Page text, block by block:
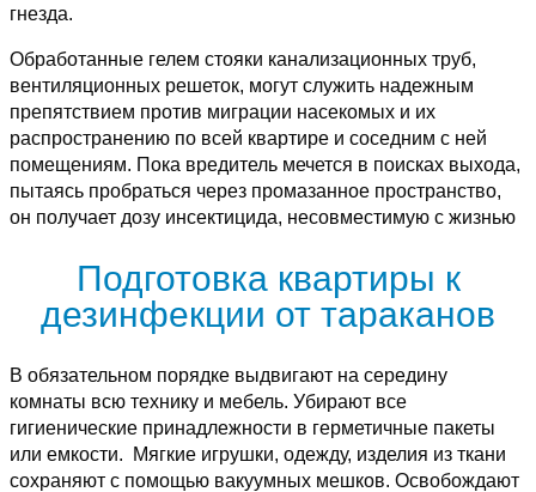
гнезда.
Обработанные гелем стояки канализационных труб,
вентиляционных решеток, могут служить надежным
препятствием против миграции насекомых и их
распространению по всей квартире и соседним с ней
помещениям. Пока вредитель мечется в поисках выхода,
пытаясь пробраться через промазанное пространство,
он получает дозу инсектицида, несовместимую с жизнью
Подготовка квартиры к
дезинфекции от тараканов
В обязательном порядке выдвигают на середину
комнаты всю технику и мебель. Убирают все
гигиенические принадлежности в герметичные пакеты
или емкости. Мягкие игрушки, одежду, изделия из ткани
сохраняют с помощью вакуумных мешков. Освобождают